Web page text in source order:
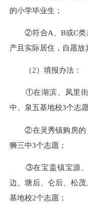
的小学毕业生；
②符合A、B或C类志
产且实际居住，自愿放
（2）填报办法：
①在湖滨、凤里街
中、泉五基地校3个志愿
②在灵秀镇购房的，
狮三中3个志愿；
③在宝盖镇宝源、
边、塘后、仑后、松
基地校2个志愿；